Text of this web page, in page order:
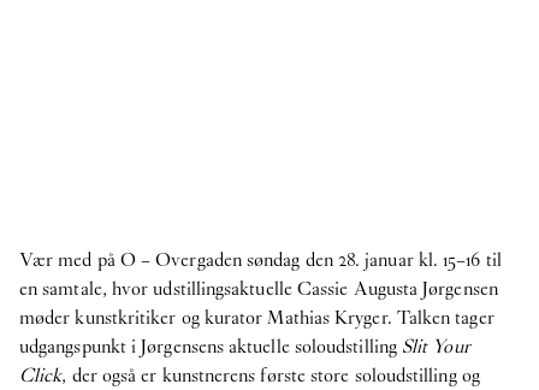
Vær med på O – Overgaden søndag den 28. januar kl. 15–16 til
en samtale, hvor udstillingsaktuelle Cassie Augusta Jørgensen
møder kunstkritiker og kurator Mathias Kryger. Talken tager
udgangspunkt i Jørgensens aktuelle soloudstilling Slit Your
Click, der også er kunstnerens første store soloudstilling og